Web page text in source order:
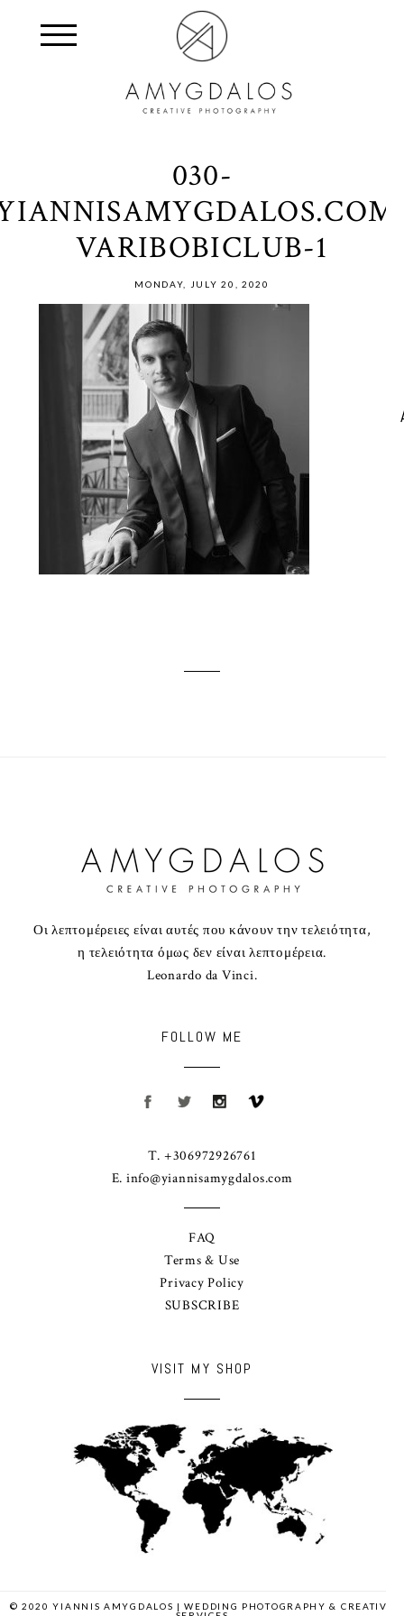
030-
VARIBOBICLUB-1
MONDAY, JULY 20, 2020
VISIT MY SHOP
Οι λεπτομέρειες είναι αυτές που κάνουν την τελειότητα,
η τελειότητα όμως δεν είναι λεπτομέρεια.
Leonardo da Vinci.
FOLLOW ME
T. +306972926761
E. info@yiannisamygdalos.com
FAQ
Terms & Use
Privacy Policy
SUBSCRIBE
© 2020 YIANNIS AMYGDALOS | WEDDING PHOTOGRAPHY & CREATIVE